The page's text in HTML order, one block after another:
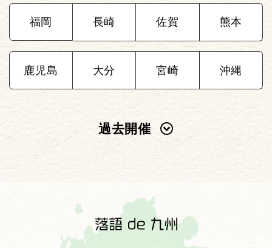
福岡 長崎 佐賀 熊本
鹿児島 大分 宮崎 沖縄
過去開催
2022年